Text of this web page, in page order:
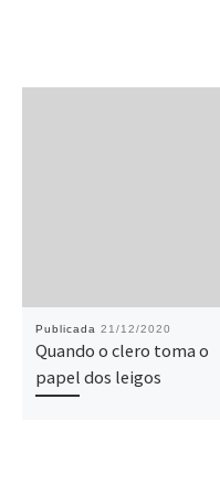
Publicada 21/12/2020
Quando o clero toma o
papel dos leigos